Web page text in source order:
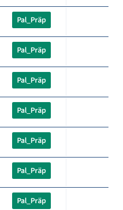
Pal_Präp
Pal_Präp
Pal_Präp
Pal_Präp
Pal_Präp
Pal_Präp
Pal_Präp